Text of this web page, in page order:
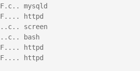
mysqld
httpd
screen
bash
httpd
httpd